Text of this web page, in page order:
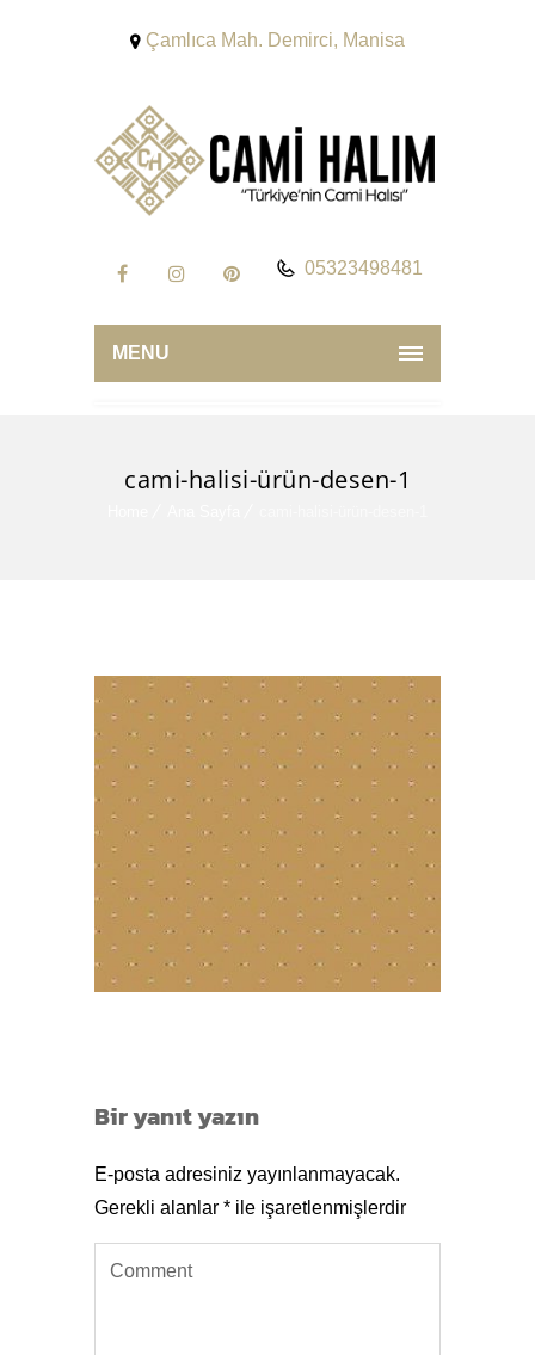
Çamlıca Mah. Demirci, Manisa
05323498481
MENU
cami-halisi-ürün-desen-1
Bir yanıt yazın
E-posta adresiniz yayınlanmayacak.
Gerekli alanlar * ile işaretlenmişlerdir